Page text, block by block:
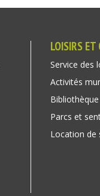
LOISIRS ET
Service des
Activités
Bibliothèque
Parcs et
Location de